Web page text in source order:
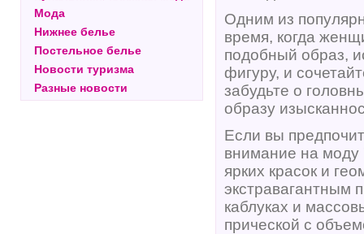
Мода
Нижнее белье
Постельное белье
Новости туризма
Разные новости
Одним из
время, когда
подобный образ,
фигуру, и
забудьте о
образу
Если вы
внимание на моду
ярких красок и
экстравагантным
каблуках и
прической с